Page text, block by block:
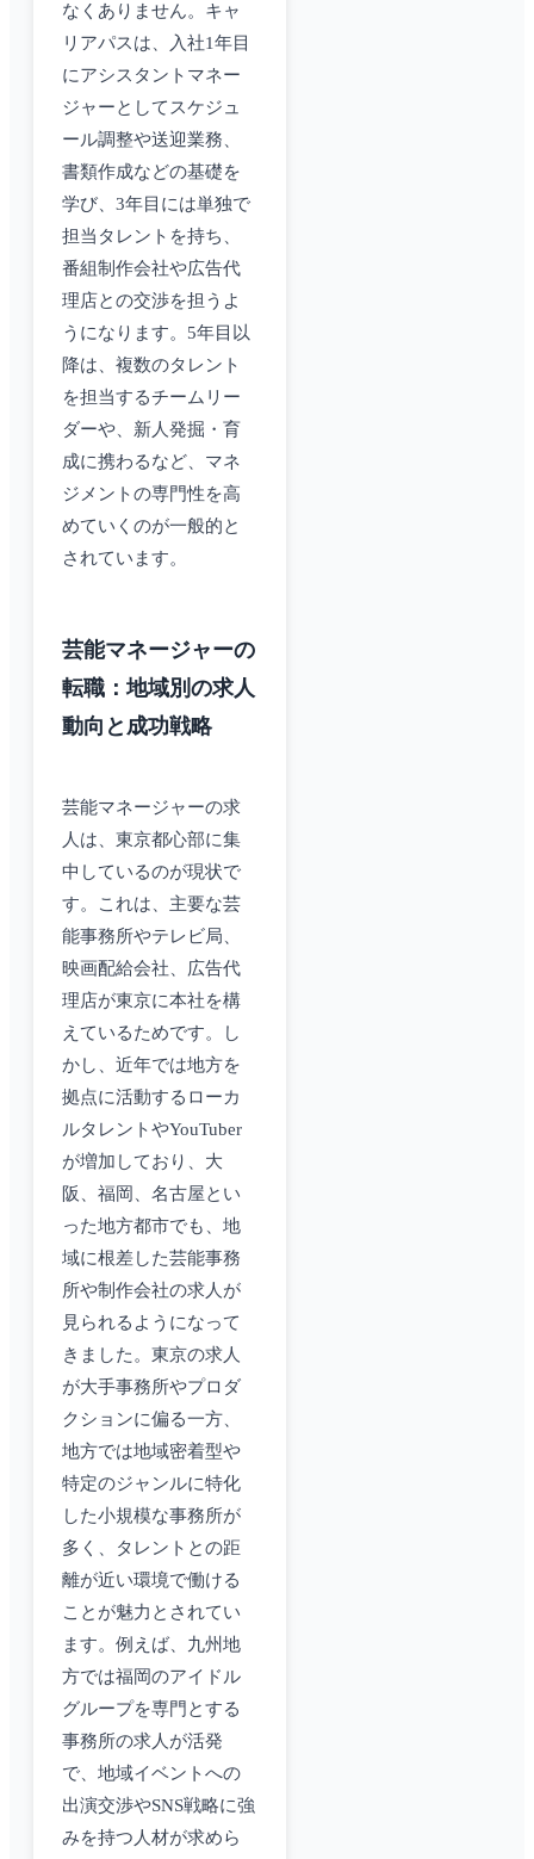
なくありません。キャ
リアパスは、入社1年目
にアシスタントマネー
ジャーとしてスケジュ
ール調整や送迎業務、
書類作成などの基礎を
学び、3年目には単独で
担当タレントを持ち、
番組制作会社や広告代
理店との交渉を担うよ
うになります。5年目以
降は、複数のタレント
を担当するチームリー
ダーや、新人発掘・育
成に携わるなど、マネ
ジメントの専門性を高
めていくのが一般的と
されています。
芸能マネージャーの
転職：地域別の求人
動向と成功戦略
芸能マネージャーの求
人は、東京都心部に集
中しているのが現状で
す。これは、主要な芸
能事務所やテレビ局、
映画配給会社、広告代
理店が東京に本社を構
えているためです。し
かし、近年では地方を
拠点に活動するローカ
ルタレントやYouTuber
が増加しており、大
阪、福岡、名古屋とい
った地方都市でも、地
域に根差した芸能事務
所や制作会社の求人が
見られるようになって
きました。東京の求人
が大手事務所やプロダ
クションに偏る一方、
地方では地域密着型や
特定のジャンルに特化
した小規模な事務所が
多く、タレントとの距
離が近い環境で働ける
ことが魅力とされてい
ます。例えば、九州地
方では福岡のアイドル
グループを専門とする
事務所の求人が活発
で、地域イベントへの
出演交渉やSNS戦略に強
みを持つ人材が求めら